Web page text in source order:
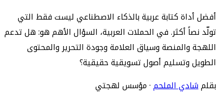
أفضل أداة كتابة عربية بالذكاء الاصطناعي ليست فقط التي
تولّد نصاً أكثر. في الحملات العربية، السؤال الأهم هو: هل تدعم
اللهجة والمنصة وسياق العلامة وجودة التحرير والمحتوى
الطويل وتسليم أصول تسويقية حقيقية؟
بقلمشادي الملحم·مؤسس لهجتي